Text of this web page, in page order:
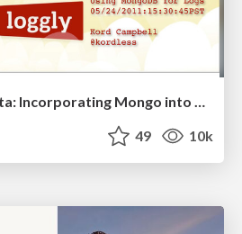
Visualizing Your Data: Incorporating Mongo into Loggly Infrastructure
49 10k